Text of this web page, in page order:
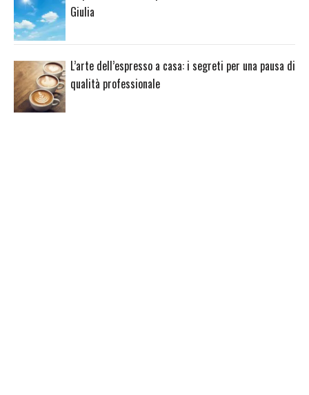
Giulia
L’arte dell’espresso a casa: i segreti per una pausa di
qualità professionale